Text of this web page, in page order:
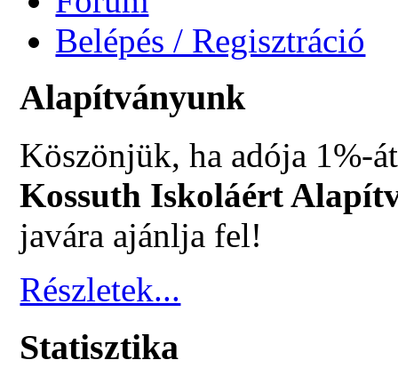
Belépés / Regisztráció
Alapítványunk
Köszönjük, ha adója 1%-
Kossuth Iskoláért
javára ajánlja fel!
Részletek...
Statisztika